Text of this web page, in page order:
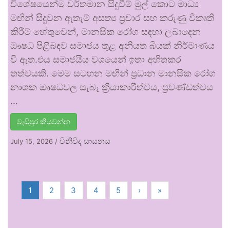
විශේෂයෙන්ම වර්තමාන සිදුවීම් මුල් කොට මාධ්‍ය
මඟින් සිදුවන ඇතැම් අසත්‍ය ප්‍රචාර සහ කරුණු විකෘති
කිරීම් හේතුවෙන්, මානසික රෝග සඳහා ලබාදෙන
ඖෂධ පිළිබඳව සමාජය තුළ අනියත බියක් නිර්මාණය
වී ඇත.එය සමාජයීය වශයෙන් ඉතා අහිතකර
තත්වයකි. මෙම සටහන මඟින් ප්‍රධාන මානසික රෝග
නාශක ඖෂධවල සැබෑ ක්‍රියාකාරීත්වය, ප්‍රචණ්ඩත්වය
…
වැඩිපුර කියවන්න
July 15, 2026 / විනිවිද සායනය
1 2 3 4 5 › »